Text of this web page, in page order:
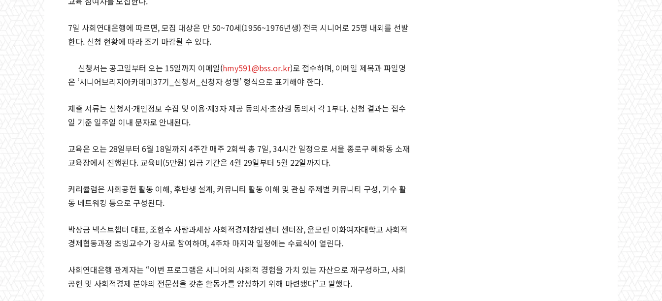
7일 사회연대은행에 따르면, 모집 대상은 만 50~70세(1956~1976년생) 전국 시니어로 25명 내외를 선발
한다. 신청 현황에 따라 조기 마감될 수 있다.
신청서는 공고일부터 오는 15일까지 이메일(hmy591@bss.or.kr)로 접수하며, 이메일 제목과 파일명
은 ‘시니어브리지아카데미37기_신청서_신청자 성명’ 형식으로 표기해야 한다.
제출 서류는 신청서·개인정보 수집 및 이용·제3자 제공 동의서·초상권 동의서 각 1부다. 신청 결과는 접수
일 기준 일주일 이내 문자로 안내된다.
교육은 오는 28일부터 6월 18일까지 4주간 매주 2회씩 총 7일, 34시간 일정으로 서울 종로구 혜화동 소재
교육장에서 진행된다. 교육비(5만원) 입금 기간은 4월 29일부터 5월 22일까지다.
커리큘럼은 사회공헌 활동 이해, 후반생 설계, 커뮤니티 활동 이해 및 관심 주제별 커뮤니티 구성, 기수 활
동 네트워킹 등으로 구성된다.
박상금 넥스트챕터 대표, 조한수 사람과세상 사회적경제창업센터 센터장, 윤모린 이화여자대학교 사회적
경제협동과정 초빙교수가 강사로 참여하며, 4주차 마지막 일정에는 수료식이 열린다.
사회연대은행 관계자는 “이번 프로그램은 시니어의 사회적 경험을 가치 있는 자산으로 재구성하고, 사회
공헌 및 사회적경제 분야의 전문성을 갖춘 활동가를 양성하기 위해 마련됐다”고 말했다.